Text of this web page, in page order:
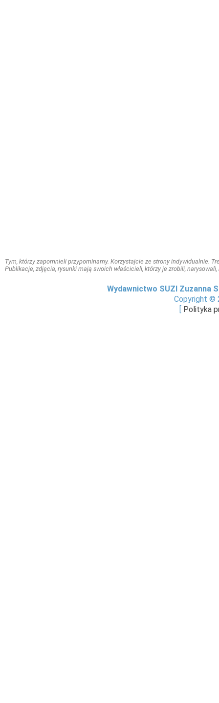
Tym, którzy zapomnieli przypominamy. Korzystajcie ze strony indywidualnie.
Publikacje, zdjęcia, rysunki mają swoich właścicieli, którzy je zrobili,
Wydawnictwo SUZI Zuzanna
Copyright ©
Polityka